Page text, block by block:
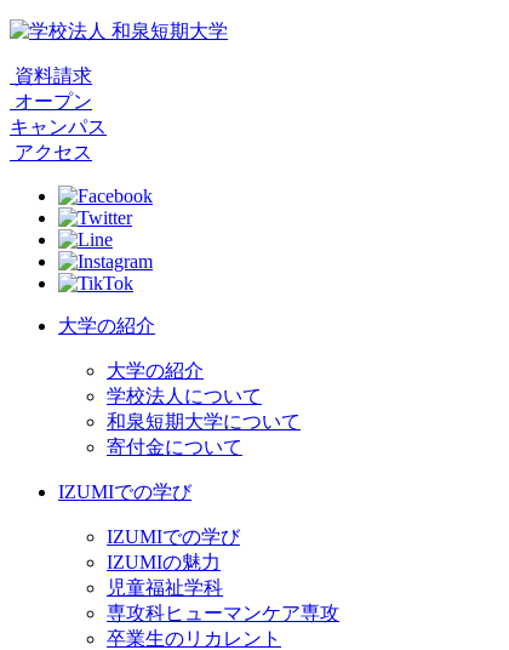
資料請求
オープン
キャンパス
アクセス
大学の紹介
大学の紹介
学校法人について
和泉短期大学について
寄付金について
IZUMIでの学び
IZUMIでの学び
IZUMIの魅力
児童福祉学科
専攻科ヒューマンケア専攻
卒業生のリカレント